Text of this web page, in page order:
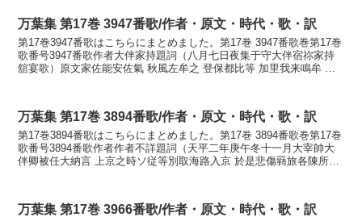
万葉集 第17巻 3947番歌/作者・原文・時代・歌・訳
第17巻3947番歌はこちらにまとめました。第17巻 3947番歌巻第17巻
歌番号3947番歌作者大伴家持題詞（八月七日夜集于守大伴宿祢家持
舘宴歌）原文家佐能安佐氣 秋風左牟之 登保都比等 加里我来鳴牟 等
万葉集 第17巻 3894番歌/作者・原文・時代・歌・訳
第17巻3894番歌はこちらにまとめました。第17巻 3894番歌巻第17巻
歌番号3894番歌作者作者不詳題詞（天平二年庚午冬十一月大宰帥大
伴卿被任大納言 上京之時ソ従等別取海路入京 於是悲傷羇旅各陳所心
万葉集 第17巻 3966番歌/作者・原文・時代・歌・訳